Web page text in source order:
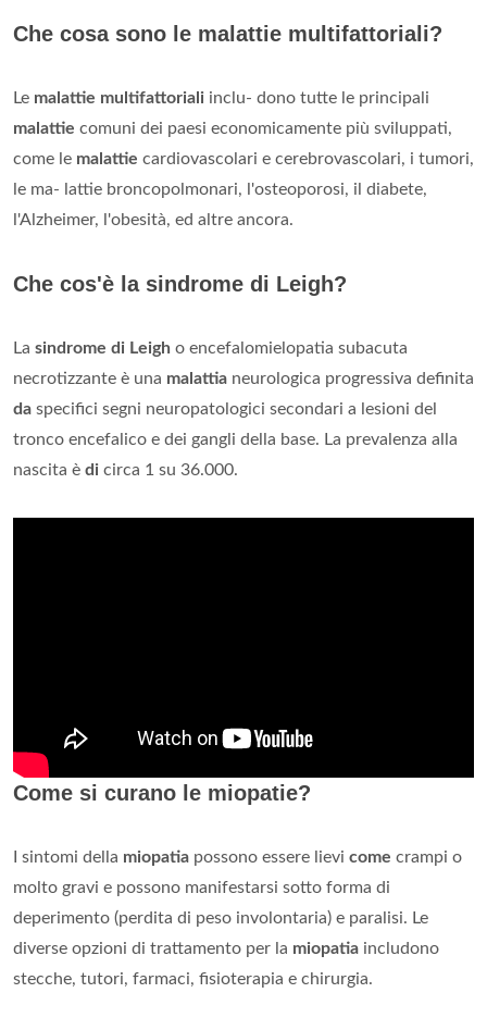
Che cosa sono le malattie multifattoriali?
Le malattie multifattoriali inclu- dono tutte le principali
malattie comuni dei paesi economicamente più sviluppati,
come le malattie cardiovascolari e cerebrovascolari, i tumori,
le ma- lattie broncopolmonari, l'osteoporosi, il diabete,
l'Alzheimer, l'obesità, ed altre ancora.
Che cos'è la sindrome di Leigh?
La sindrome di Leigh o encefalomielopatia subacuta
necrotizzante è una malattia neurologica progressiva definita
da specifici segni neuropatologici secondari a lesioni del
tronco encefalico e dei gangli della base. La prevalenza alla
nascita è di circa 1 su 36.000.
Come si curano le miopatie?
I sintomi della miopatia possono essere lievi come crampi o
molto gravi e possono manifestarsi sotto forma di
deperimento (perdita di peso involontaria) e paralisi. Le
diverse opzioni di trattamento per la miopatia includono
stecche, tutori, farmaci, fisioterapia e chirurgia.